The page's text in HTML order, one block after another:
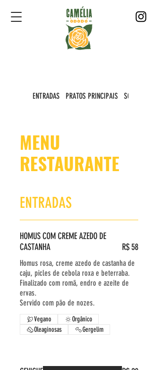
ENTRADAS PRATOS PRINCIPAIS SOBREMESAS
MENU
RESTAURANTE
ENTRADAS
HOMUS COM CREME AZEDO DE
CASTANHA
Homus rosa, creme azedo de castanha de
caju, picles de cebola roxa e beterraba.
Finalizado com romã, endro e azeite de
ervas.
Servido com pão de nozes.
R$ 58
Vegano
Orgânico
Oleaginosas
Gergelim